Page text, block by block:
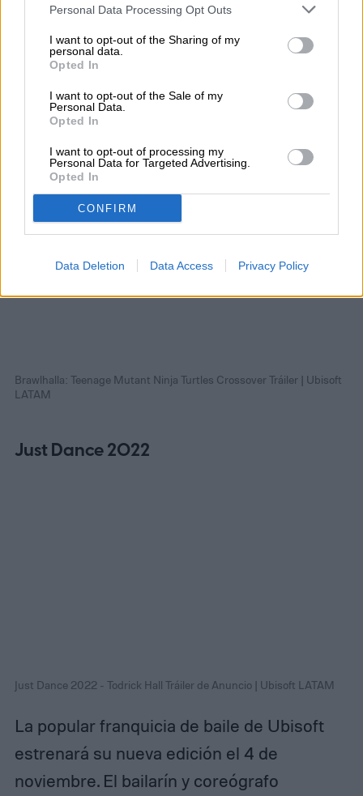
Personal Data Processing Opt Outs
I want to opt-out of the Sharing of my
personal data.
Opted In
I want to opt-out of the Sale of my
Personal Data.
Opted In
I want to opt-out of processing my
Personal Data for Targeted Advertising.
Opted In
CONFIRM
Data Deletion Data Access Privacy Policy
#UbiForward | Ubisoft LATAM
Brawlhalla: Teenage Mutant Ninja Turtles Crossover Tráiler | Ubisoft
LATAM
Just Dance 2022
Just Dance 2022 - Todrick Hall Tráiler de Anuncio | Ubisoft LATAM
La popular franquicia de baile de Ubisoft
estrenará su nueva edición el 4 de
noviembre. El bailarín y coreógrafo